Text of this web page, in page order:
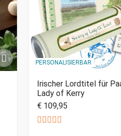
PERSONALISIERBAR
Irischer Lordtitel für
Lady of Kerry
€ 109,95